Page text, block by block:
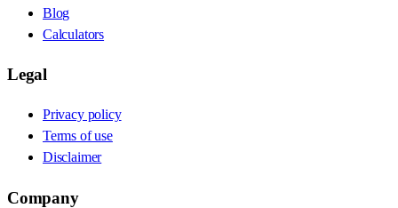
Blog
Calculators
Legal
Privacy policy
Terms of use
Disclaimer
Company